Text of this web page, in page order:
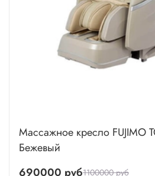
Массажное кресло FUJIMO
Бежевый
690000 руб1100000 руб